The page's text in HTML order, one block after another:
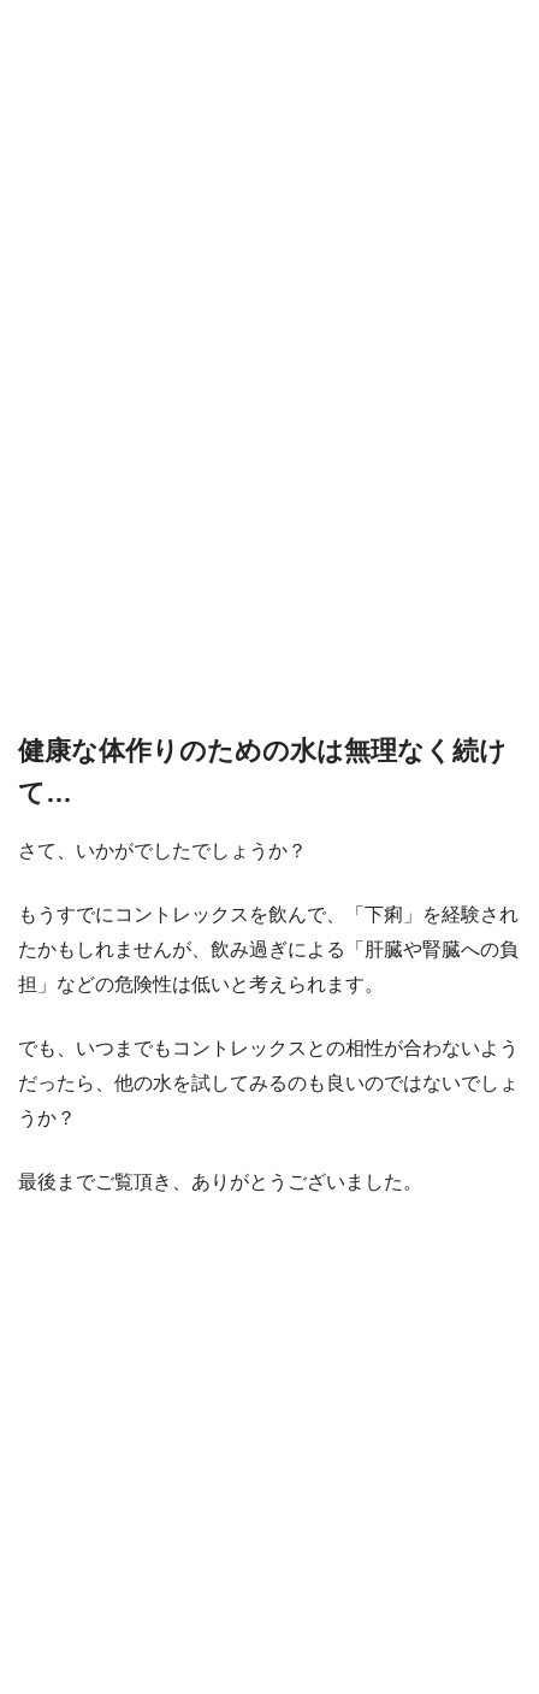
健康な体作りのための水は無理なく続け
て…
さて、いかがでしたでしょうか？
もうすでにコントレックスを飲んで、「下痢」を経験され
たかもしれませんが、飲み過ぎによる「肝臓や腎臓への負
担」などの危険性は低いと考えられます。
でも、いつまでもコントレックスとの相性が合わないよう
だったら、他の水を試してみるのも良いのではないでしょ
うか？
最後までご覧頂き、ありがとうございました。